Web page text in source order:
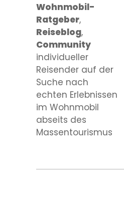
Wohnmobil-
Ratgeber,
Reiseblog,
Community
individueller
Reisender auf der
Suche nach
echten Erlebnissen
im Wohnmobil
abseits des
Massentourismus